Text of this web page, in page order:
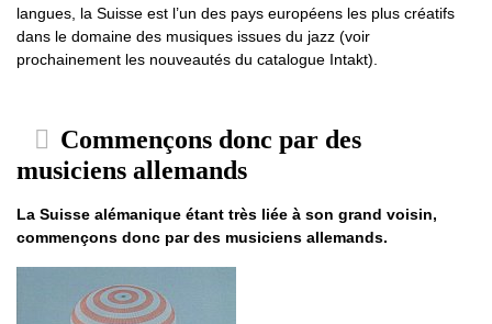
langues, la Suisse est l’un des pays européens les plus créatifs
dans le domaine des musiques issues du jazz (voir
prochainement les nouveautés du catalogue Intakt).
Commençons donc par des
musiciens allemands
La Suisse alémanique étant très liée à son grand voisin,
commençons donc par des musiciens allemands.